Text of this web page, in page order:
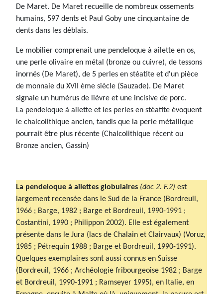
De Maret. De Maret recueille de nombreux ossements
humains, 597 dents et Paul Goby une cinquantaine de
dents dans les déblais.
Le mobilier comprenait une pendeloque à ailette en os,
une perle olivaire en métal (bronze ou cuivre), de tessons
inornés (De Maret), de 5 perles en stéatite et d'un pièce
de monnaie du XVII ème siècle (Sauzade). De Maret
signale un humérus de lièvre et une incisive de porc.
La pendeloque à ailette et les perles en stéatite évoquent
le chalcolithique ancien, tandis que la perle métallique
pourrait être plus récente (Chalcolithique récent ou
Bronze ancien, Gassin)
La pendeloque à ailettes globulaires (doc 2. F.2) est
largement recensée dans le Sud de la France (Bordreuil,
1966 ; Barge, 1982 ; Barge et Bordreuil, 1990-1991 ;
Costantini, 1990 ; Philippon 2002). Elle est également
présente dans le Jura (lacs de Chalain et Clairvaux) (Voruz,
1985 ; Pétrequin 1988 ; Barge et Bordreuil, 1990-1991).
Quelques exemplaires sont aussi connus en Suisse
(Bordreuil, 1966 ; Archéologie fribourgeoise 1982 ; Barge
et Bordreuil, 1990-1991 ; Ramseyer 1995), en Italie, en